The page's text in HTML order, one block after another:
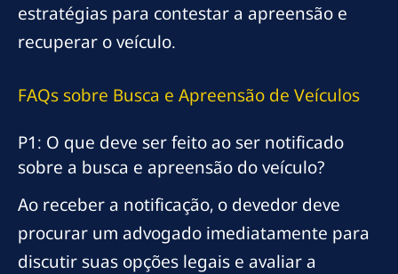
estratégias para contestar a apreensão e
recuperar o veículo.
FAQs sobre Busca e Apreensão de Veículos
P1: O que deve ser feito ao ser notificado
sobre a busca e apreensão do veículo?
Ao receber a notificação, o devedor deve
procurar um advogado imediatamente para
discutir suas opções legais e avaliar a